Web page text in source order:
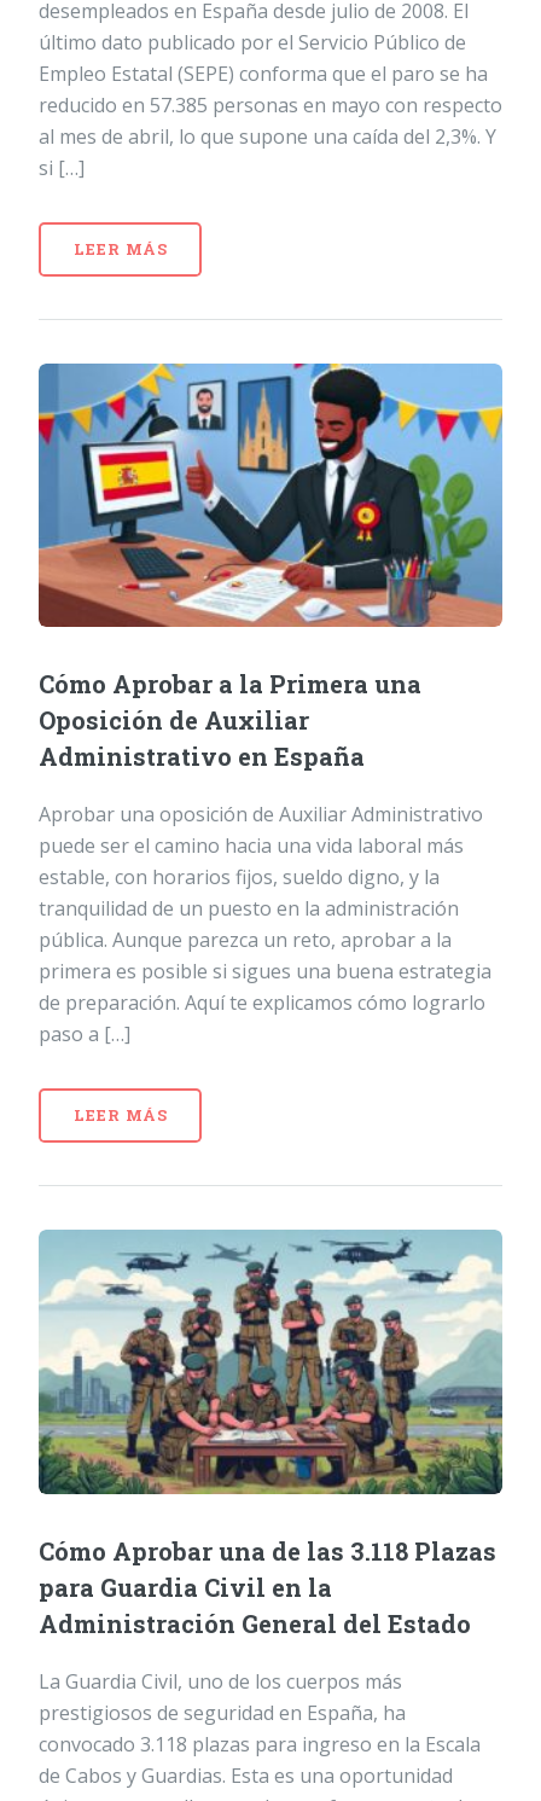
desempleados en España desde julio de 2008. El
último dato publicado por el Servicio Público de
Empleo Estatal (SEPE) conforma que el paro se ha
reducido en 57.385 personas en mayo con respecto
al mes de abril, lo que supone una caída del 2,3%. Y
si […]
LEER MÁS
Cómo Aprobar a la Primera una
Oposición de Auxiliar
Administrativo en España
Aprobar una oposición de Auxiliar Administrativo
puede ser el camino hacia una vida laboral más
estable, con horarios fijos, sueldo digno, y la
tranquilidad de un puesto en la administración
pública. Aunque parezca un reto, aprobar a la
primera es posible si sigues una buena estrategia
de preparación. Aquí te explicamos cómo lograrlo
paso a […]
LEER MÁS
Cómo Aprobar una de las 3.118 Plazas
para Guardia Civil en la
Administración General del Estado
La Guardia Civil, uno de los cuerpos más
prestigiosos de seguridad en España, ha
convocado 3.118 plazas para ingreso en la Escala
de Cabos y Guardias. Esta es una oportunidad